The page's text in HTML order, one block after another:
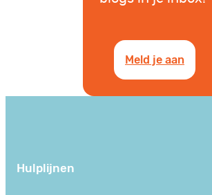
Meld je aan
Hulplijnen